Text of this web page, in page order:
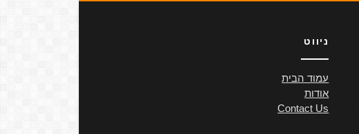
ניווט
עמוד הבית
אודות
Contact Us